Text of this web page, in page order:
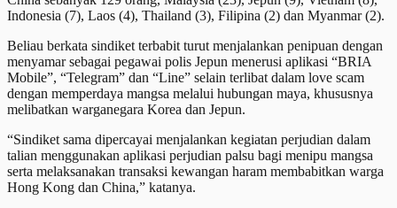
Indonesia (7), Laos (4), Thailand (3), Filipina (2) dan Myanmar (2).
Beliau berkata sindiket terbabit turut menjalankan penipuan dengan
menyamar sebagai pegawai polis Jepun menerusi aplikasi “BRIA
Mobile”, “Telegram” dan “Line” selain terlibat dalam love scam
dengan memperdaya mangsa melalui hubungan maya, khususnya
melibatkan warganegara Korea dan Jepun.
“Sindiket sama dipercayai menjalankan kegiatan perjudian dalam
talian menggunakan aplikasi perjudian palsu bagi menipu mangsa
serta melaksanakan transaksi kewangan haram membabitkan warga
Hong Kong dan China,” katanya.